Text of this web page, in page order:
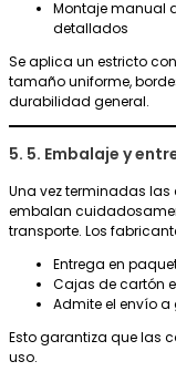
Montaje manual
detallados
Se aplica un estricto
tamaño uniforme,
durabilidad general.
5. 5. Embalaje y
Una vez terminadas las
embalan
transporte. Los
Entrega en
Cajas de cartón
Admite el envío
Esto garantiza que las
uso.